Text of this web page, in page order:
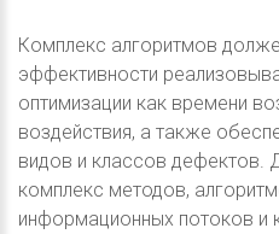
Комплекс алгоритмов
эффективности
оптимизации как времени
воздействия, а также
видов и классов дефектов.
комплекс методов,
информационных потоков и